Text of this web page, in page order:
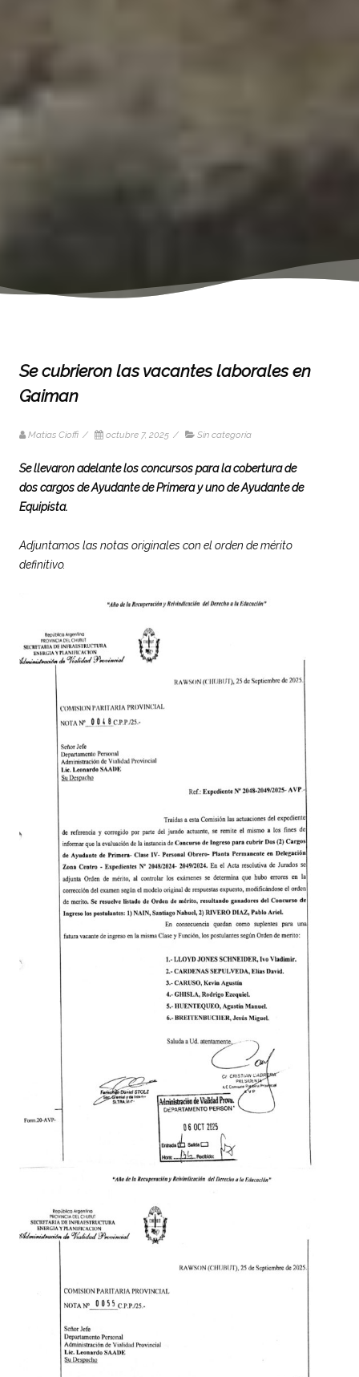
Se cubrieron las vacantes laborales en
Gaiman
Matias Cioffi / octubre 7, 2025 / Sin categoría
Se llevaron adelante los concursos para la cobertura de
dos cargos de Ayudante de Primera y uno de Ayudante de
Equipista.
Adjuntamos las notas originales con el orden de mérito
definitivo.